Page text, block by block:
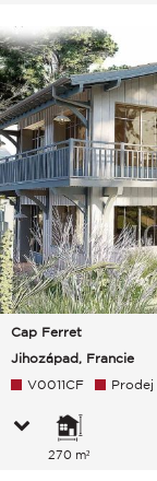
Cap Ferret
Jihozápad, Francie
V0011CF Prodej
270 m²